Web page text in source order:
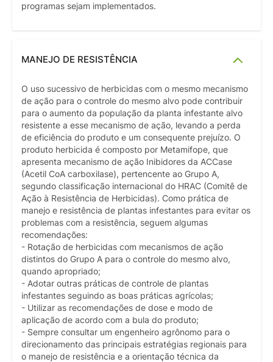
programas sejam implementados.
MANEJO DE RESISTÊNCIA
O uso sucessivo de herbicidas com o mesmo mecanismo
de ação para o controle do mesmo alvo pode contribuir
para o aumento da população da planta infestante alvo
resistente a esse mecanismo de ação, levando a perda
de eficiência do produto e um consequente prejuízo. O
produto herbicida é composto por Metamifope, que
apresenta mecanismo de ação Inibidores da ACCase
(Acetil CoA carboxilase), pertencente ao Grupo A,
segundo classificação internacional do HRAC (Comitê de
Ação à Resistência de Herbicidas). Como prática de
manejo e resistência de plantas infestantes para evitar os
problemas com a resistência, seguem algumas
recomendações:
- Rotação de herbicidas com mecanismos de ação
distintos do Grupo A para o controle do mesmo alvo,
quando apropriado;
- Adotar outras práticas de controle de plantas
infestantes seguindo as boas práticas agrícolas;
- Utilizar as recomendações de dose e modo de
aplicação de acordo com a bula do produto;
- Sempre consultar um engenheiro agrônomo para o
direcionamento das principais estratégias regionais para
o manejo de resistência e a orientação técnica da